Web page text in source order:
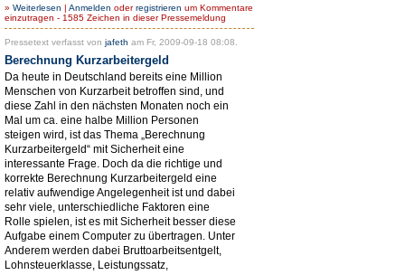
» Weiterlesen | Anmelden oderregistrieren um Kommentare
einzutragen - 1585 Zeichen in dieser Pressemeldung
Pressetext verfasst von jafeth am Fr, 2009-09-18 08:08.
Berechnung Kurzarbeitergeld
Da heute in Deutschland bereits eine Million
Menschen von Kurzarbeit betroffen sind, und
diese Zahl in den nächsten Monaten noch ein
Mal um ca. eine halbe Million Personen
steigen wird, ist das Thema „Berechnung
Kurzarbeitergeld“ mit Sicherheit eine
interessante Frage. Doch da die richtige und
korrekte Berechnung Kurzarbeitergeld eine
relativ aufwendige Angelegenheit ist und dabei
sehr viele, unterschiedliche Faktoren eine
Rolle spielen, ist es mit Sicherheit besser diese
Aufgabe einem Computer zu übertragen. Unter
Anderem werden dabei Bruttoarbeitsentgelt,
Lohnsteuerklasse, Leistungssatz,